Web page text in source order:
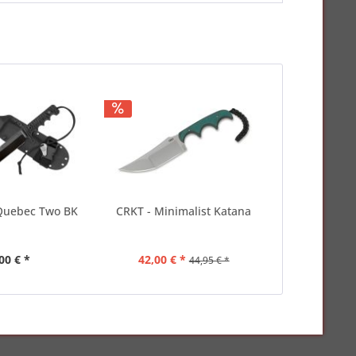
Two BK
€ *
CRKT - Minimalist Katana
42,00 € * 44,95 € *